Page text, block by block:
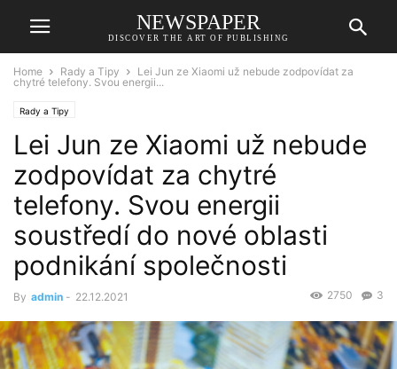
NEWSPAPER
DISCOVER THE ART OF PUBLISHING
Home Rady a Tipy
Lei Jun ze Xiaomi už nebude zodpovídat za
chytré telefony. Svou energii...
Rady a Tipy
Lei Jun ze Xiaomi už nebude
zodpovídat za chytré
telefony. Svou energii
soustředí do nové oblasti
podnikání společnosti
By admin - 22.12.2021 3
2750